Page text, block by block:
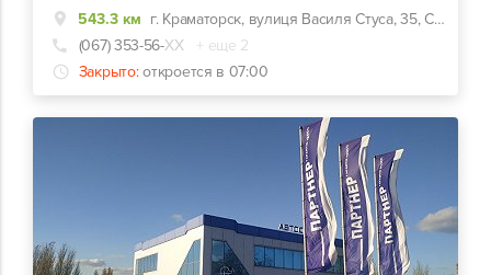
543.3 км
г. Краматорск, вулиця Василя Стуса, 35, Сервис по адресу: пос. Ясногорка, ул. Космонавтов, 2
(067) 353-56-ХХ
+ еще 2
Закрыто: откроется в 07:00